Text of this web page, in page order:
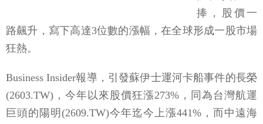
捧，股價一
路飆升，寫下高達3位數的漲幅，在全球形成一股市場
狂熱。
Business Insider報導，引發蘇伊士運河卡船事件的長榮
(2603.TW)，今年以來股價狂漲273%，同為台灣航運
巨頭的陽明(2609.TW)今年迄今上漲441%，而中遠海